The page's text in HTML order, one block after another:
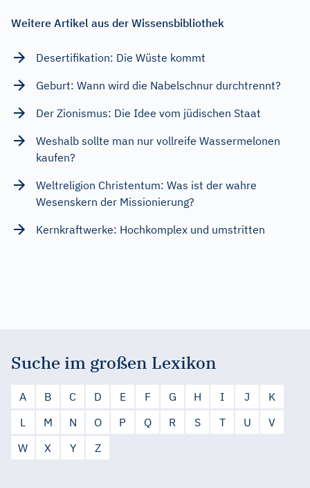
Weitere Artikel aus der Wissensbibliothek
Desertifikation: Die Wüste kommt
Geburt: Wann wird die Nabelschnur durchtrennt?
Der Zionismus: Die Idee vom jüdischen Staat
Weshalb sollte man nur vollreife Wassermelonen
kaufen?
Weltreligion Christentum: Was ist der wahre
Wesenskern der Missionierung?
Kernkraftwerke: Hochkomplex und umstritten
Suche im großen Lexikon
A B C D E F G H I J
K
L
M N O P Q R S T U
V
W
X Y Z